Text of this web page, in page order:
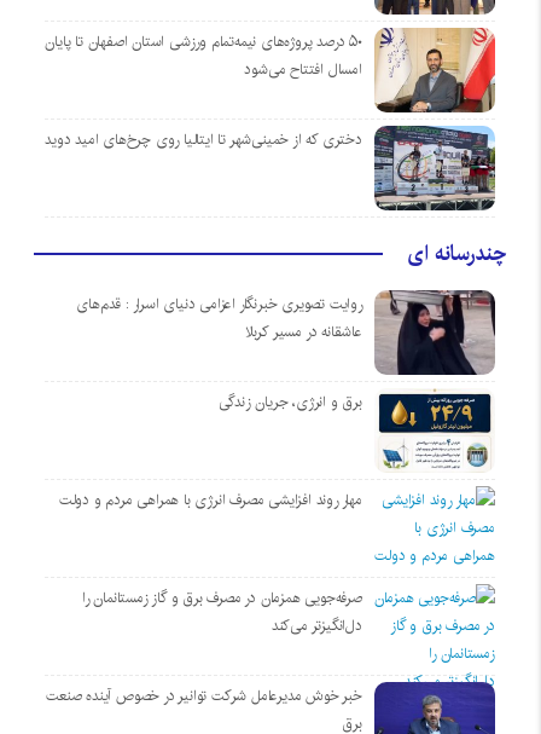
۵۰ درصد پروژه‌های نیمه‌تمام ورزشی استان اصفهان تا پایان
امسال افتتاح می‌شود
دختری که از خمینی‌شهر تا ایتالیا روی چرخ‌های امید دوید
چندرسانه ای
روایت تصویری خبرنگار اعزامی دنیای اسرار : قدم‌های
عاشقانه در مسیر کربلا
برق و انرژی، جریان زندگی
مهار روند افزایشی مصرف انرژی با همراهی مردم و دولت
صرفه‌جویی همزمان در مصرف برق و گاز زمستانمان را
دل‌انگیزتر می‌کند
خبر خوش مدیرعامل شرکت توانیر در خصوص آینده صنعت
برق